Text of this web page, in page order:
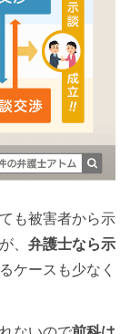
も被害者から示
、 弁護士なら示
ケースも少なく